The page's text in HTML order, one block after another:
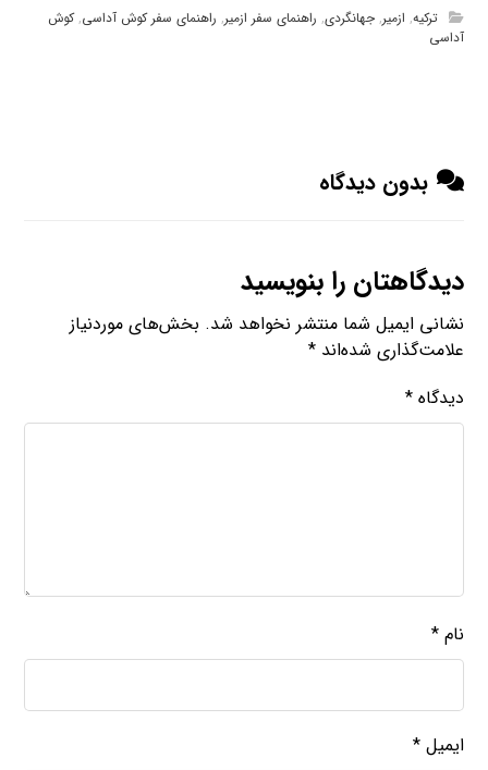
ترکیه, ازمیر,جهانگردی, راهنمای سفر ازمیر, راهنمای سفر کوش آداسی,کوش
آداسی
بدون دیدگاه
دیدگاهتان را بنویسید
نشانی ایمیل شما منتشر نخواهد شد. بخش‌های موردنیاز
علامت‌گذاری شده‌اند*
دیدگاه*
نام*
ایمیل*